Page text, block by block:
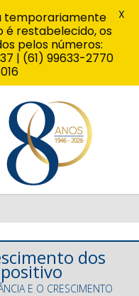
dos
E O CRESCIMENTO
temporariamente
é restabelecido, os
pelos números:
| (61) 99633-2770
X